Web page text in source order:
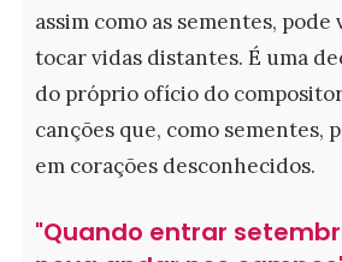
assim como as sementes, pode
tocar vidas distantes. É uma
do próprio ofício do
canções que, como sementes,
em corações desconhecidos.
"Quando entrar